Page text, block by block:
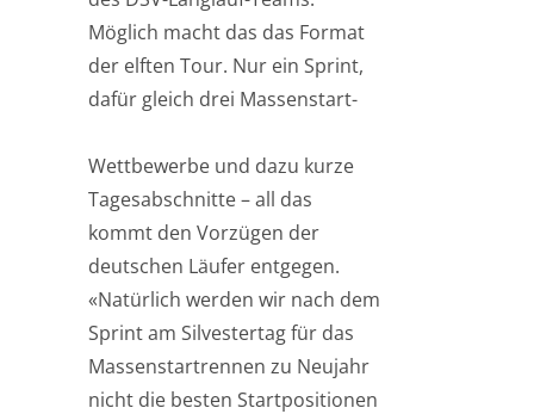
Möglich macht das das Format
der elften Tour. Nur ein Sprint,
dafür gleich drei Massenstart-
Wettbewerbe und dazu kurze
Tagesabschnitte – all das
kommt den Vorzügen der
deutschen Läufer entgegen.
«Natürlich werden wir nach dem
Sprint am Silvestertag für das
Massenstartrennen zu Neujahr
nicht die besten Startpositionen